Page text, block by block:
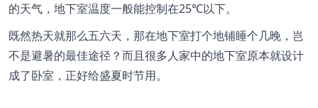
的天气，地下室温度一般能控制在25℃以下。
既然热天就那么五六天，那在地下室打个地铺睡个几晚，岂
不是避暑的最佳途径？而且很多人家中的地下室原本就设计
成了卧室，正好给盛夏时节用。